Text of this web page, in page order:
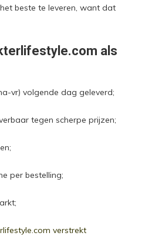
beste te leveren, want dat
als
vr) volgende dag geleverd;
tegen scherpe prijzen;
per bestelling;
verstrekt